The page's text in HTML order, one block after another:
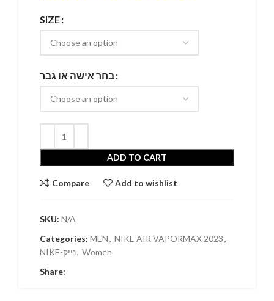
SIZE
בחר אישה או גבר
ADD TO CART
Compare Add to wishlist
SKU: N/A
Categories: MEN, NIKE AIR VAPORMAX 2023,
NIKE-נייק, Women
Share: